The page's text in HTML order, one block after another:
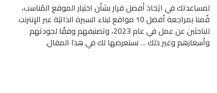
لمساعدتك في اتِخاذ أفضل قرار بشأن اختيار الموقع المُناسب،
قُمنا بمراجعة أفضل 10 مواقع لبناء السيرة الذاتيَة عبر الإنترنت
للباحثين عن عمل في عام 2023، وتصنيفهم وفقًا لجودتهم
وأسعارهم وغير ذلك … نستعرضها لك في هذا المقال.